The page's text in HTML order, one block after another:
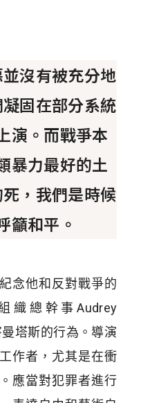
沒有被充分地
固在部分系統
演。而戰爭本
暴力最好的土
，我們是時候
籲和平。
念他和反對戰爭的
織總幹事Audrey
塔斯的行為。導演
作者，尤其是在衝
應當對犯罪者進行